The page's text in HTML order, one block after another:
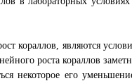
кораллов, являются
роста кораллов
некоторое его